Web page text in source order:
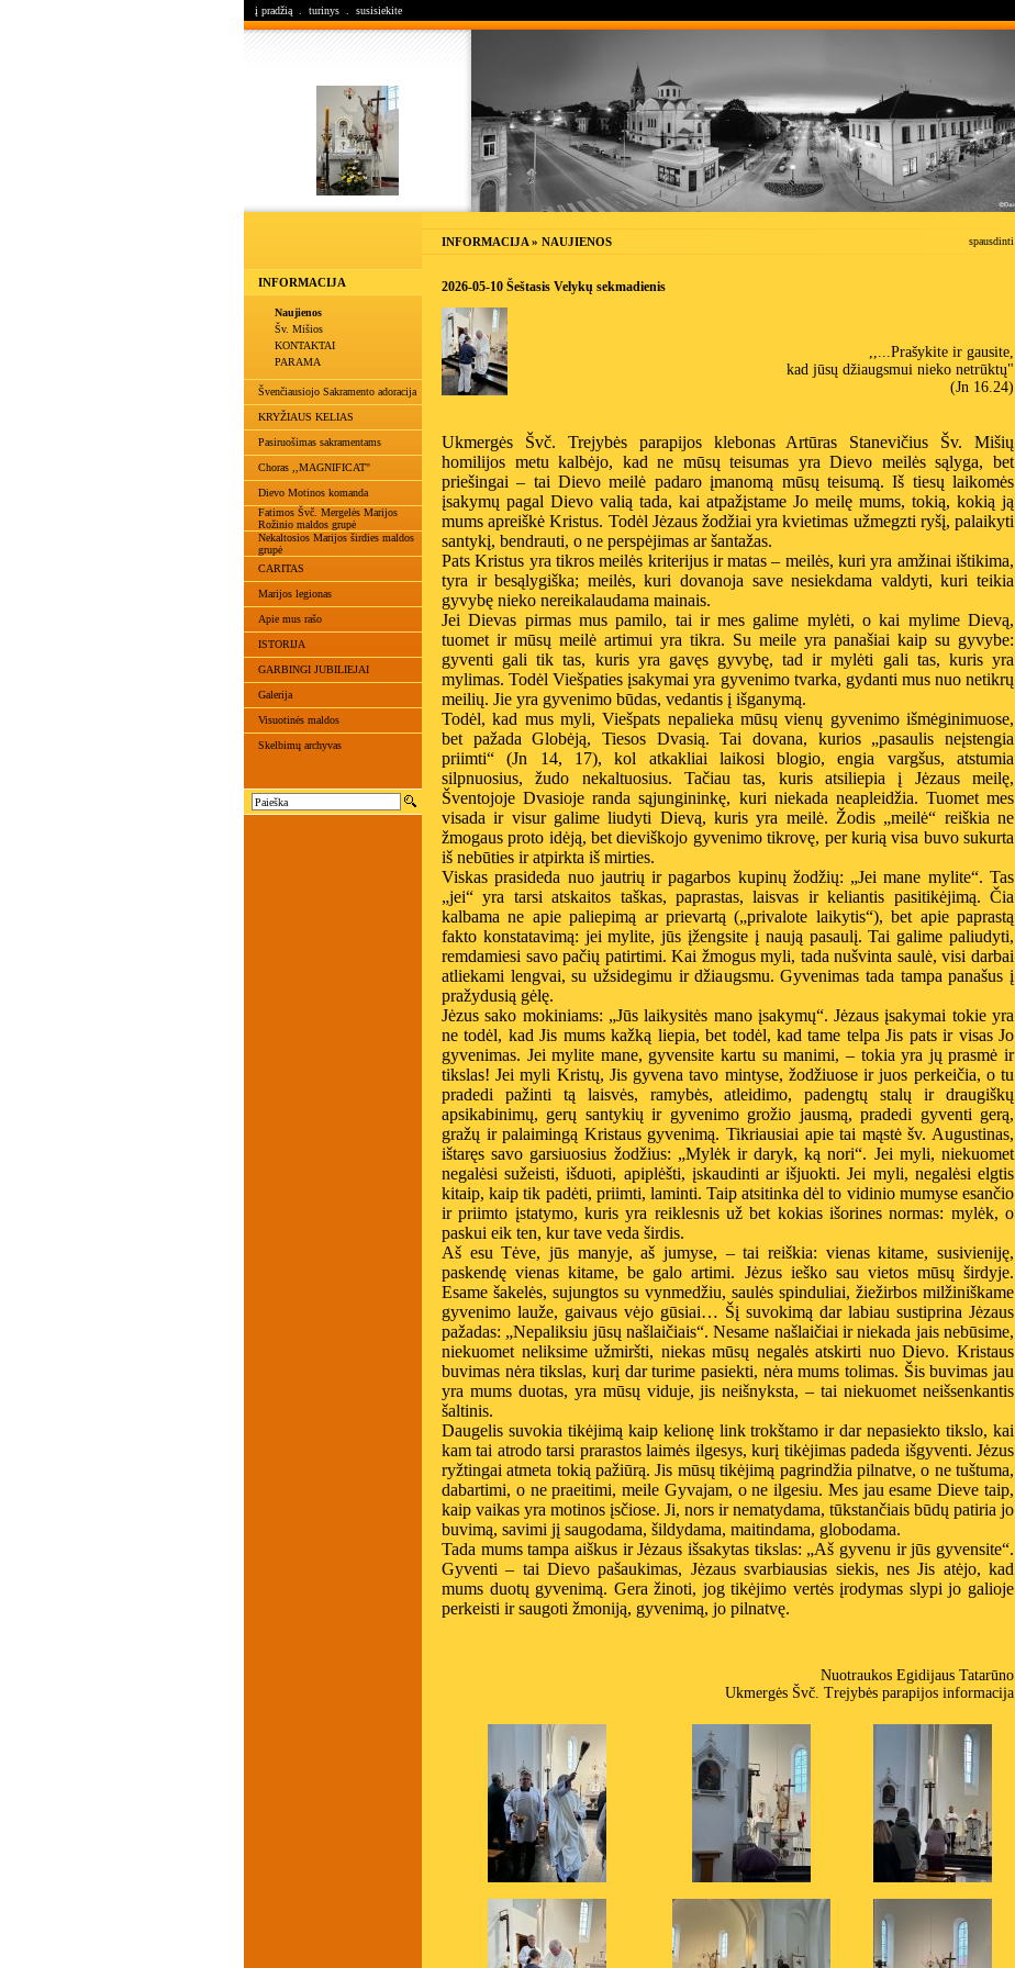
į pradžią turinys susisiekite
INFORMACIJA
Naujienos
Šv. Mišios
KONTAKTAI
PARAMA
Švenčiausiojo Sakramento adoracija
KRYŽIAUS KELIAS
Pasiruošimas sakramentams
Choras ,,MAGNIFICAT"
Dievo Motinos komanda
Fatimos Švč. Mergelės Marijos
Rožinio maldos grupė
Nekaltosios Marijos širdies maldos
grupė
CARITAS
Marijos legionas
Apie mus rašo
ISTORIJA
GARBINGI JUBILIEJAI
Galerija
Visuotinės maldos
Skelbimų archyvas
INFORMACIJA » NAUJIENOS spausdinti
2026-05-10 Šeštasis Velykų sekmadienis
,,...Prašykite ir gausite,
kad jūsų džiaugsmui nieko netrūktų"
(Jn 16.24)
Ukmergės Švč. Trejybės parapijos klebonas Artūras Stanevičius Šv. Mišių
homilijos metu kalbėjo, kad ne mūsų teisumas yra Dievo meilės sąlyga, bet
priešingai – tai Dievo meilė padaro įmanomą mūsų teisumą. Iš tiesų laikomės
įsakymų pagal Dievo valią tada, kai atpažįstame Jo meilę mums, tokią, kokią ją
mums apreiškė Kristus. Todėl Jėzaus žodžiai yra kvietimas užmegzti ryšį, palaikyti
santykį, bendrauti, o ne perspėjimas ar šantažas.
Pats Kristus yra tikros meilės kriterijus ir matas – meilės, kuri yra amžinai ištikima,
tyra ir besąlygiška; meilės, kuri dovanoja save nesiekdama valdyti, kuri teikia
gyvybę nieko nereikalaudama mainais.
Jei Dievas pirmas mus pamilo, tai ir mes galime mylėti, o kai mylime Dievą,
tuomet ir mūsų meilė artimui yra tikra. Su meile yra panašiai kaip su gyvybe:
gyventi gali tik tas, kuris yra gavęs gyvybę, tad ir mylėti gali tas, kuris yra
mylimas. Todėl Viešpaties įsakymai yra gyvenimo tvarka, gydanti mus nuo netikrų
meilių. Jie yra gyvenimo būdas, vedantis į išganymą.
Todėl, kad mus myli, Viešpats nepalieka mūsų vienų gyvenimo išmėginimuose,
bet pažada Globėją, Tiesos Dvasią. Tai dovana, kurios „pasaulis neįstengia
priimti“ (Jn 14, 17), kol atkakliai laikosi blogio, engia vargšus, atstumia
silpnuosius, žudo nekaltuosius. Tačiau tas, kuris atsiliepia į Jėzaus meilę,
Šventojoje Dvasioje randa sąjungininkę, kuri niekada neapleidžia. Tuomet mes
visada ir visur galime liudyti Dievą, kuris yra meilė. Žodis „meilė“ reiškia ne
žmogaus proto idėją, bet dieviškojo gyvenimo tikrovę, per kurią visa buvo sukurta
iš nebūties ir atpirkta iš mirties.
Viskas prasideda nuo jautrių ir pagarbos kupinų žodžių: „Jei mane mylite“. Tas
„jei“ yra tarsi atskaitos taškas, paprastas, laisvas ir keliantis pasitikėjimą. Čia
kalbama ne apie paliepimą ar prievartą („privalote laikytis“), bet apie paprastą
fakto konstatavimą: jei mylite, jūs įžengsite į naują pasaulį. Tai galime paliudyti,
remdamiesi savo pačių patirtimi. Kai žmogus myli, tada nušvinta saulė, visi darbai
atliekami lengvai, su užsidegimu ir džiaugsmu. Gyvenimas tada tampa panašus į
pražydusią gėlę.
Jėzus sako mokiniams: „Jūs laikysitės mano įsakymų“. Jėzaus įsakymai tokie yra
ne todėl, kad Jis mums kažką liepia, bet todėl, kad tame telpa Jis pats ir visas Jo
gyvenimas. Jei mylite mane, gyvensite kartu su manimi, – tokia yra jų prasmė ir
tikslas! Jei myli Kristų, Jis gyvena tavo mintyse, žodžiuose ir juos perkeičia, o tu
pradedi pažinti tą laisvės, ramybės, atleidimo, padengtų stalų ir draugiškų
apsikabinimų, gerų santykių ir gyvenimo grožio jausmą, pradedi gyventi gerą,
gražų ir palaimingą Kristaus gyvenimą. Tikriausiai apie tai mąstė šv. Augustinas,
ištaręs savo garsiuosius žodžius: „Mylėk ir daryk, ką nori“. Jei myli, niekuomet
negalėsi sužeisti, išduoti, apiplėšti, įskaudinti ar išjuokti. Jei myli, negalėsi elgtis
kitaip, kaip tik padėti, priimti, laminti. Taip atsitinka dėl to vidinio mumyse esančio
ir priimto įstatymo, kuris yra reiklesnis už bet kokias išorines normas: mylėk, o
paskui eik ten, kur tave veda širdis.
Aš esu Tėve, jūs manyje, aš jumyse, – tai reiškia: vienas kitame, susivieniję,
paskendę vienas kitame, be galo artimi. Jėzus ieško sau vietos mūsų širdyje.
Esame šakelės, sujungtos su vynmedžiu, saulės spinduliai, žiežirbos milžiniškame
gyvenimo lauže, gaivaus vėjo gūsiai… Šį suvokimą dar labiau sustiprina Jėzaus
pažadas: „Nepaliksiu jūsų našlaičiais“. Nesame našlaičiai ir niekada jais nebūsime,
niekuomet neliksime užmiršti, niekas mūsų negalės atskirti nuo Dievo. Kristaus
buvimas nėra tikslas, kurį dar turime pasiekti, nėra mums tolimas. Šis buvimas jau
yra mums duotas, yra mūsų viduje, jis neišnyksta, – tai niekuomet neišsenkantis
šaltinis.
Daugelis suvokia tikėjimą kaip kelionę link trokštamo ir dar nepasiekto tikslo, kai
kam tai atrodo tarsi prarastos laimės ilgesys, kurį tikėjimas padeda išgyventi. Jėzus
ryžtingai atmeta tokią pažiūrą. Jis mūsų tikėjimą pagrindžia pilnatve, o ne tuštuma,
dabartimi, o ne praeitimi, meile Gyvajam, o ne ilgesiu. Mes jau esame Dieve taip,
kaip vaikas yra motinos įsčiose. Ji, nors ir nematydama, tūkstančiais būdų patiria jo
buvimą, savimi jį saugodama, šildydama, maitindama, globodama.
Tada mums tampa aiškus ir Jėzaus išsakytas tikslas: „Aš gyvenu ir jūs gyvensite“.
Gyventi – tai Dievo pašaukimas, Jėzaus svarbiausias siekis, nes Jis atėjo, kad
mums duotų gyvenimą. Gera žinoti, jog tikėjimo vertės įrodymas slypi jo galioje
perkeisti ir saugoti žmoniją, gyvenimą, jo pilnatvę.
Nuotraukos Egidijaus Tatarūno
Ukmergės Švč. Trejybės parapijos informacija